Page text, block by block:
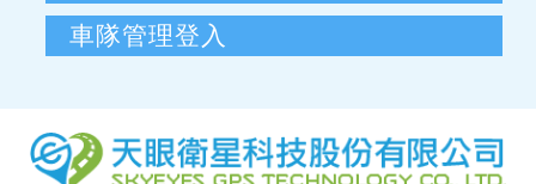
車隊管理登入